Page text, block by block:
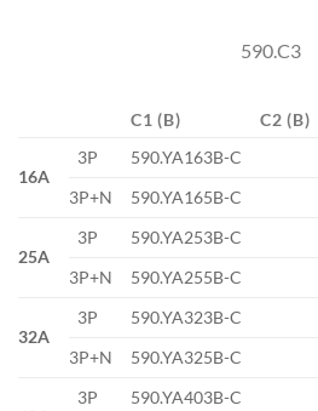
590.C3
C1 (B) C2 (B)
16A
3P
590.YA163B-C
3P+N
590.YA165B-C
25A
3P
590.YA253B-C
3P+N
590.YA255B-C
32A
3P
590.YA323B-C
3P+N
590.YA325B-C
3P
590.YA403B-C